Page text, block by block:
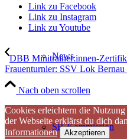
News
SR-Kommission
Link zu Facebook
Link zu Instagram
Link zu Youtube
DBB Minitrainer:innen-
Frauenturnier: SSV Lok
Nach oben scrollen
Cookies erleichtern die
der Webseite erklärst du dich
Informationen
Akzeptieren